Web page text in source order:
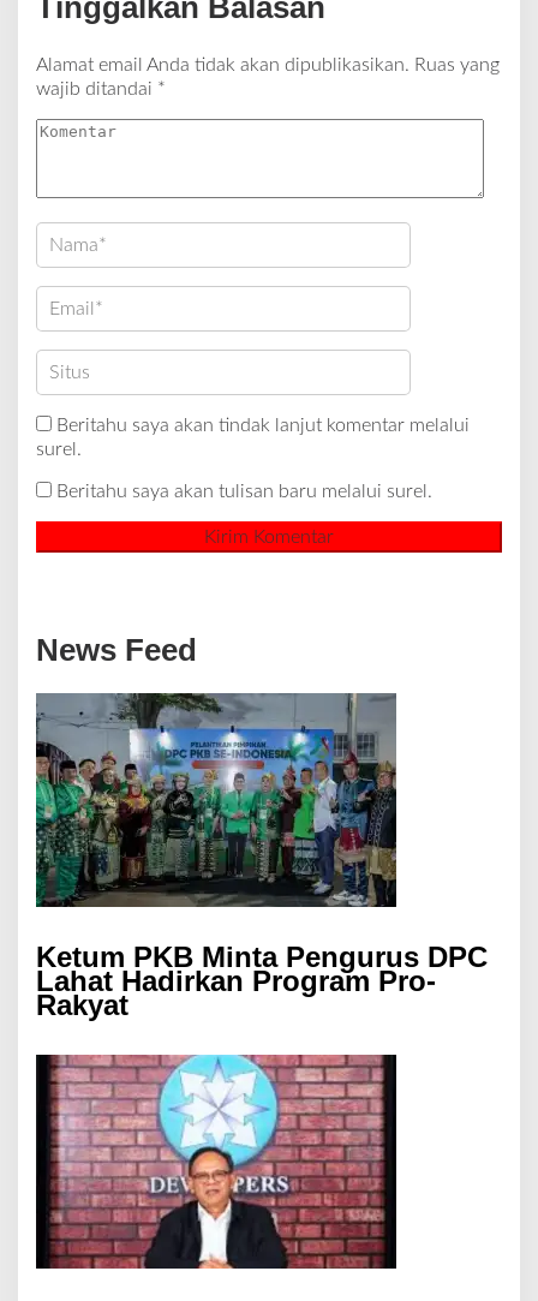
Alamat email Anda tidak akan dipublikasikan. Ruas yang
wajib ditandai *
Beritahu saya akan tindak lanjut komentar melalui
surel.
Beritahu saya akan tulisan baru melalui surel.
News Feed
Ketum PKB Minta Pengurus DPC
Lahat Hadirkan Program Pro-
Rakyat